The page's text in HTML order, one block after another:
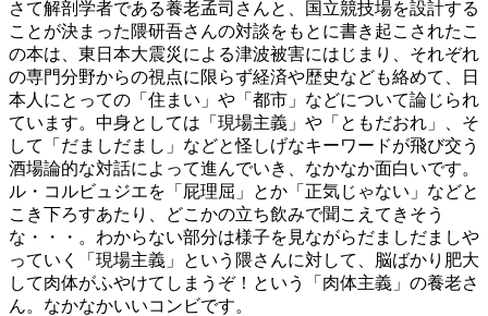
さて解剖学者である養老孟司さんと、国立競技場を設計する
ことが決まった隈研吾さんの対談をもとに書き起こされたこ
の本は、東日本大震災による津波被害にはじまり、それぞれ
の専門分野からの視点に限らず経済や歴史なども絡めて、日
本人にとっての「住まい」や「都市」などについて論じられ
ています。中身としては「現場主義」や「ともだおれ」、そ
して「だましだまし」などと怪しげなキーワードが飛び交う
酒場論的な対話によって進んでいき、なかなか面白いです。
ル・コルビュジエを「屁理屈」とか「正気じゃない」などと
こき下ろすあたり、どこかの立ち飲みで聞こえてきそう
な・・・。わからない部分は様子を見ながらだましだましや
っていく「現場主義」という隈さんに対して、脳ばかり肥大
して肉体がふやけてしまうぞ！という「肉体主義」の養老さ
ん。なかなかいいコンビです。